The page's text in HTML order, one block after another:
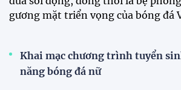
ASEAN Cup 2026?
Đội tuyển Việt Nam được người
nồng nhiệt khi trở về Hà Nội